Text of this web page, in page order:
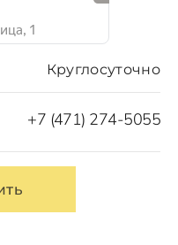
Круглосуточно
+7 (471) 274-5055
1